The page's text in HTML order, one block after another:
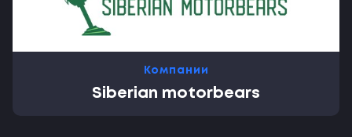
Компании
Siberian motorbears